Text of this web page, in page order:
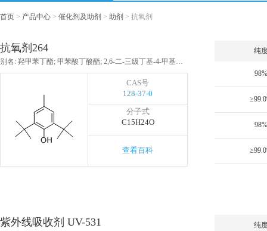
首页 > 产品中心 > 催化剂及助剂 > 助剂 > 抗氧剂
抗氧剂264
别名: 羟甲苯丁酯; 甲苯酸丁酸酯; 2,6-二-三级丁基-4-甲基酚; 丁基羟基甲苯; BHT; 二叔丁基-4-甲基苯酚; 2,6-对二叔丁基对甲酚; 2,6-二特丁基甲酚; 2,6-双(1,1-二甲基乙)-4-甲酚; 2,6-二(三级丁)-4-甲苯酚; 2,6-双三级丁基对甲[苯]酚; 二丁基羟基甲苯; 2,6-双(1,1-二甲基乙基)-4-甲基苯酚; 1-羟-4-甲-2,6-双三级丁苯; 抗氧剂T501; 丁基羟基甲苯; 二叔丁基-4-甲基苯酚; 2,6-二第三丁基对甲酚; 2,6-二叔丁基-4-甲基酚; 抗氧剂264; 防老剂BHT; 油品添加剂T501; 抗氧剂BHT; 2,6-二叔丁基-4-甲酚; 2,6-DBPC; 2,6-二叔丁基对甲酚
CAS号
128-37-0
分子式
C15H24O
查看百科
纯
98%
98%
紫外线吸收剂 UV-531 纯